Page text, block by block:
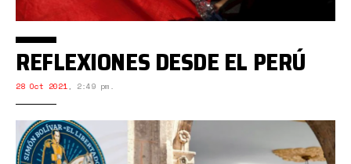
REFLEXIONES DESDE EL PERÚ
28 Oct 2021, 2:49 pm.